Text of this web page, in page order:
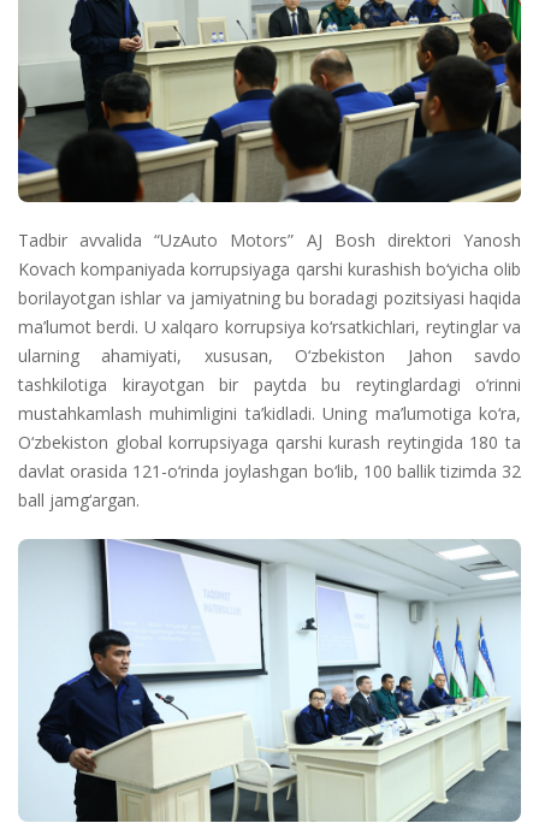
Tadbir avvalida “UzAuto Motors” AJ Bosh direktori Yanosh
Kovach kompaniyada korrupsiyaga qarshi kurashish bo‘yicha olib
borilayotgan ishlar va jamiyatning bu boradagi pozitsiyasi haqida
ma’lumot berdi. U xalqaro korrupsiya ko‘rsatkichlari, reytinglar va
ularning ahamiyati, xususan, O‘zbekiston Jahon savdo
tashkilotiga kirayotgan bir paytda bu reytinglardagi o‘rinni
mustahkamlash muhimligini ta’kidladi. Uning ma’lumotiga ko‘ra,
O‘zbekiston global korrupsiyaga qarshi kurash reytingida 180 ta
davlat orasida 121-o‘rinda joylashgan bo‘lib, 100 ballik tizimda 32
ball jamg‘argan.